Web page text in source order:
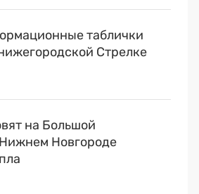
таблички
Стрелке
на Большой
Новгороде